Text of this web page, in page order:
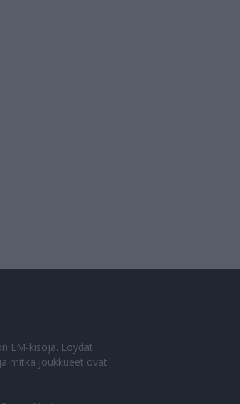
EM-kisoja. Löydät
mitkä joukkueet ovat